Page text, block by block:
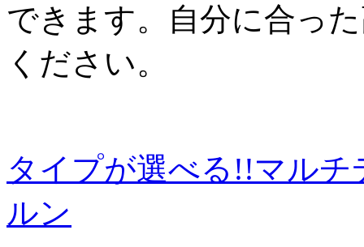
できます。自分に合っ
ください。
タイプが選べる!!マルチ
ルン